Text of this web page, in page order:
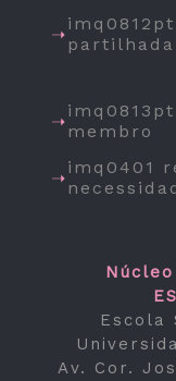
partilhada
membro
imq0401
Escola
Av. Cor.